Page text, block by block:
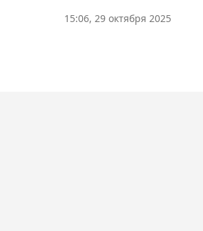
15:06, 29 октября 2025